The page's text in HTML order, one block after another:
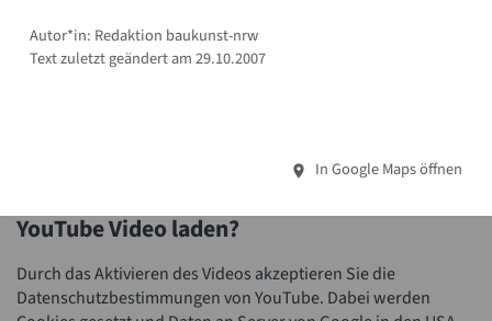
Autor*in: Redaktion baukunst-nrw
Text zuletzt geändert am 29.10.2007
In Google Maps öffnen
YouTube Video laden?
Durch das Aktivieren des Videos akzeptieren Sie die
Datenschutzbestimmungen von YouTube. Dabei werden